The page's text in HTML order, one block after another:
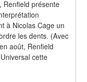
Renfield présente
à Nicolas Cage un
les dents. (Avec
août, Renfield
cette